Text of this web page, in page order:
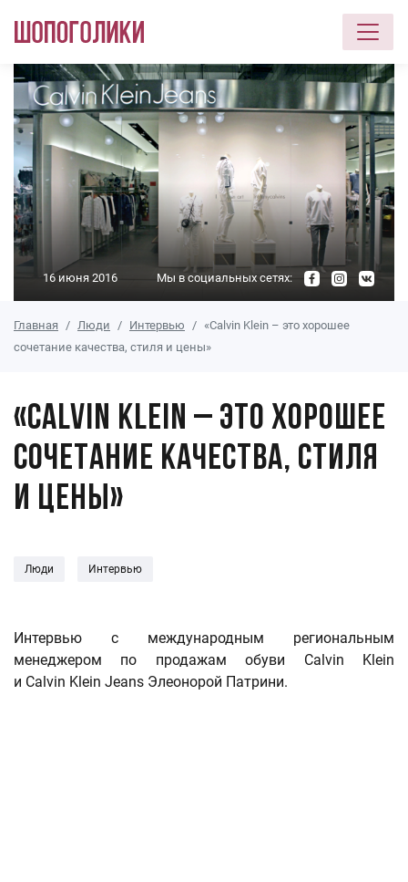
Перейти к основному содержанию
16 июня 2016 Мы в социальных сетях:
Главная Люди Интервью
«Calvin Klein – это хорошее
сочетание качества, стиля и цены»
«Calvin Klein – это хорошее
сочетание качества, стиля
и цены»
Люди Интервью
Интервью с международным региональным
менеджером по продажам обуви Calvin Klein
и Calvin Klein Jeans Элеонорой Патрини.